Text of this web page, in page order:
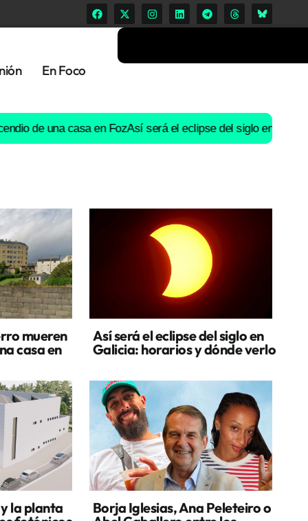
En Foco
una casa en FozAsí será el eclipse del siglo en Galicia:
mueren
casa en
Así será el eclipse del siglo en
Galicia: horarios y dónde verlo
la planta
Borja Iglesias, Ana Peleteiro o